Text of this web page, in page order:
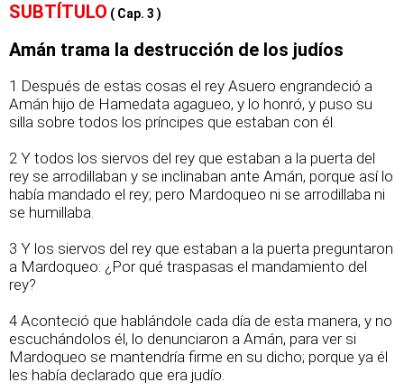
SUBTÍTULO ( Cap. 3 )
Amán trama la destrucción de los judíos
1 Después de estas cosas el rey Asuero engrandeció a
Amán hijo de Hamedata agagueo, y lo honró, y puso su
silla sobre todos los príncipes que estaban con él.
2 Y todos los siervos del rey que estaban a la puerta del
rey se arrodillaban y se inclinaban ante Amán, porque así lo
había mandado el rey; pero Mardoqueo ni se arrodillaba ni
se humillaba.
3 Y los siervos del rey que estaban a la puerta preguntaron
a Mardoqueo: ¿Por qué traspasas el mandamiento del
rey?
4 Aconteció que hablándole cada día de esta manera, y no
escuchándolos él, lo denunciaron a Amán, para ver si
Mardoqueo se mantendría firme en su dicho; porque ya él
les había declarado que era judío.